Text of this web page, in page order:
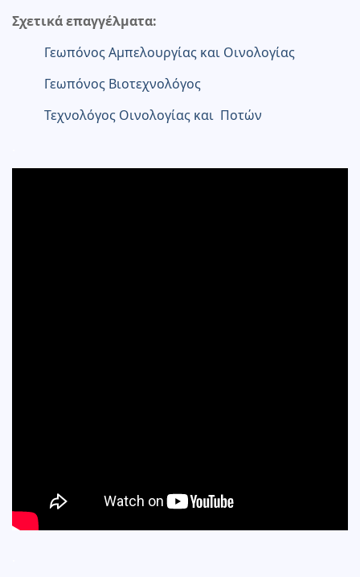
Σχετικά επαγγέλματα:
Γεωπόνος Αμπελουργίας και Οινολογίας
Γεωπόνος Βιοτεχνολόγος
Τεχνολόγος Οινολογίας και Ποτών